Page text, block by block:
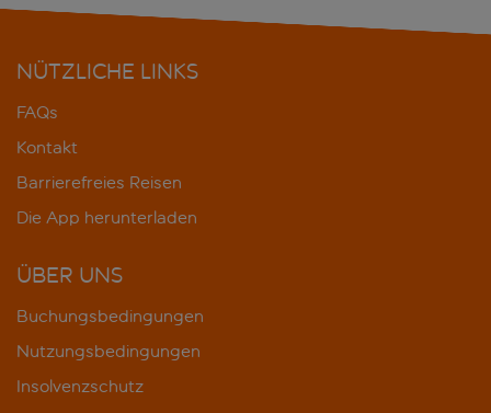
NÜTZLICHE LINKS
FAQs
Kontakt
Barrierefreies Reisen
Die App herunterladen
ÜBER UNS
Buchungsbedingungen
Nutzungsbedingungen
Insolvenzschutz